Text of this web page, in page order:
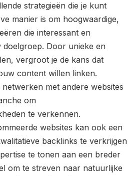
strategieën die je kunt
manier is om hoogwaardige,
die interessant en
Door unieke en
vergroot je de kans dat
content willen linken.
met andere websites
om
te verkennen.
websites kan ook een
backlinks te verkrijgen
te tonen aan een breder
om te streven naar natuurlijke